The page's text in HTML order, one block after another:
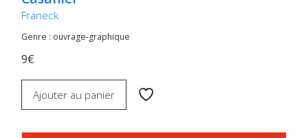
Fräneck
Genre : ouvrage-graphique
9€
Ajouter au panier